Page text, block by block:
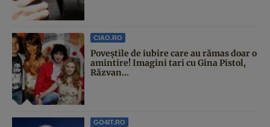
CIAO.RO
Poveştile de iubire care au rămas doar o
amintire! Imagini tari cu Gina Pistol,
Răzvan...
GO4IT.RO